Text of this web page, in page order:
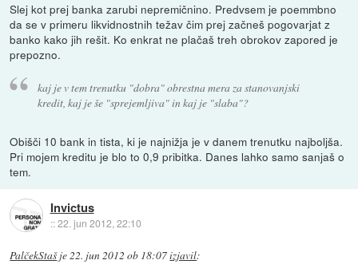
Slej kot prej banka zarubi nepremičnino. Predvsem je poemmbno
da se v primeru likvidnostnih težav čim prej začneš pogovarjat z
banko kako jih rešit. Ko enkrat ne plačaš treh obrokov zapored je
prepozno.
kaj je v tem trenutku "dobra" obrestna mera za stanovanjski
kredit, kaj je še "sprejemljiva" in kaj je "slaba"?
Obišči 10 bank in tista, ki je najnižja je v danem trenutku najboljša.
Pri mojem kreditu je blo to 0,9 pribitka. Danes lahko samo sanjaš o
tem.
Invictus
::22. jun 2012, 22:10
PalčekStašje22. jun 2012 ob 18:07izjavil: